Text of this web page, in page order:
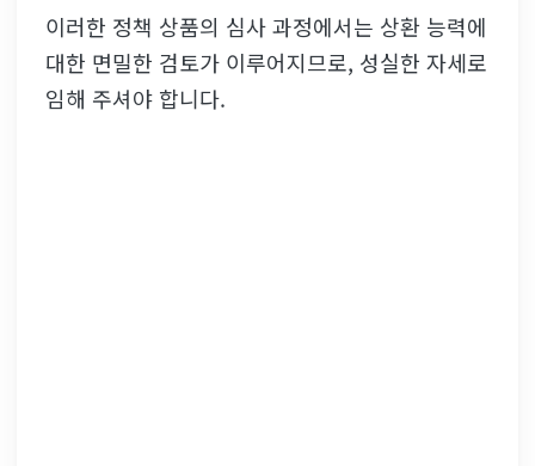
이러한 정책 상품의 심사 과정에서는 상환 능력에
대한 면밀한 검토가 이루어지므로, 성실한 자세로
임해 주셔야 합니다.